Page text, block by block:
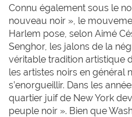
Connu également sous le
nouveau noir », le
Harlem pose, selon Aimé
Senghor, les jalons de la
véritable tradition artistique
les artistes noirs en général
s’enorgueillir. Dans les
quartier juif de New York
peuple noir ». Bien que